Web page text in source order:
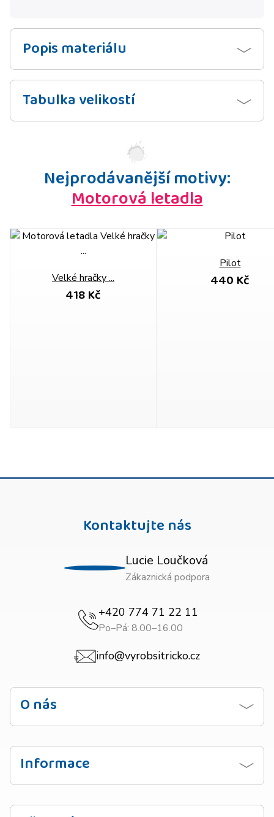
Popis materiálu
Tabulka velikostí
Nejprodávanější motivy:
Motorová letadla
Velké hračky ...
418 Kč
Pilot
440 Kč
Kontaktujte nás
Lucie Loučková
Zákaznická podpora
+420 774 71 22 11
Po–Pá: 8.00–16.00
info@vyrobsitricko.cz
O nás
Kontaktujte nás
Zásady ochrany osobních údajů
Informace
Návod na praní